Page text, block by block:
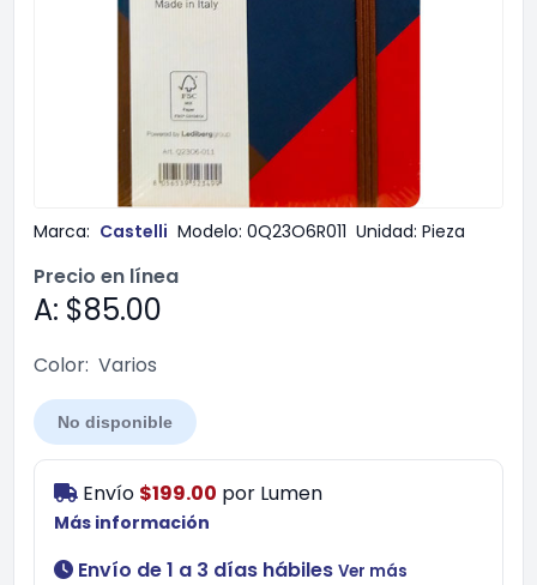
Marca: Castelli Modelo: 0Q23O6R011 Unidad: Pieza
Precio en línea
A: $85.00
Color: Varios
No disponible
Envío $199.00 por Lumen
Más información
Envío de 1 a 3 días hábiles Ver más